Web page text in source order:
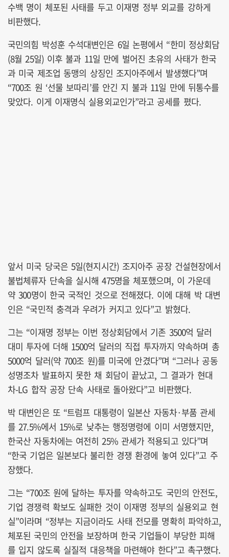
수백 명이 체포된 사태를 두고 이재명 정부 외교를 강하게
비판했다.
국민의힘 박성훈 수석대변인은 6일 논평에서 “한미 정상회담
(8월 25일) 이후 불과 11일 만에 벌어진 초유의 사태가 한국
과 미국 제조업 동맹의 상징인 조지아주에서 발생했다”며
“700조 원 ‘선물 보따리’를 안긴 지 불과 11일 만에 뒤통수를
맞았다. 이게 이재명식 실용외교인가”라고 공세를 폈다.
앞서 미국 당국은 5일(현지시간) 조지아주 공장 건설현장에서
불법체류자 단속을 실시해 475명을 체포했으며, 이 가운데
약 300명이 한국 국적인 것으로 전해졌다. 이에 대해 박 대변
인은 “국민적 충격과 우려가 커지고 있다”고 밝혔다.
그는 “이재명 정부는 이번 정상회담에서 기존 3500억 달러
대미 투자에 더해 1500억 달러의 직접 투자까지 약속하며 총
5000억 달러(약 700조 원)를 미국에 안겼다”며 “그러나 공동
성명조차 발표하지 못한 채 회담이 끝났고, 그 결과가 현대
차-LG 합작 공장 단속 사태로 돌아왔다”고 비판했다.
박 대변인은 또 “트럼프 대통령이 일본산 자동차·부품 관세
를 27.5%에서 15%로 낮추는 행정명령에 이미 서명했지만,
한국산 자동차에는 여전히 25% 관세가 적용되고 있다”며
“한국 기업은 일본보다 불리한 경쟁 환경에 놓여 있다”고 주
장했다.
그는 “700조 원에 달하는 투자를 약속하고도 국민의 안전도,
기업 경쟁력 확보도 실패한 것이 이재명 정부의 실용외교 현
실”이라며 “정부는 지금이라도 사태 전모를 명확히 파악하고,
체포된 국민의 안전을 보장하며 한국 기업들이 부당한 피해
를 입지 않도록 실질적 대응책을 마련해야 한다”고 촉구했다.